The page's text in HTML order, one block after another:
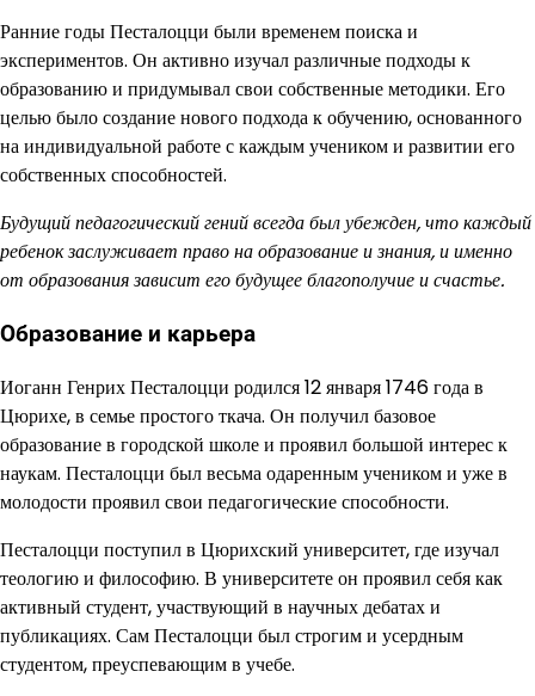
Ранние годы Песталоцци были временем поиска и
экспериментов. Он активно изучал различные подходы к
образованию и придумывал свои собственные методики. Его
целью было создание нового подхода к обучению, основанного
на индивидуальной работе с каждым учеником и развитии его
собственных способностей.
Будущий педагогический гений всегда был убежден, что каждый
ребенок заслуживает право на образование и знания, и именно
от образования зависит его будущее благополучие и счастье.
Образование и карьера
Иоганн Генрих Песталоцци родился 12 января 1746 года в
Цюрихе, в семье простого ткача. Он получил базовое
образование в городской школе и проявил большой интерес к
наукам. Песталоцци был весьма одаренным учеником и уже в
молодости проявил свои педагогические способности.
Песталоцци поступил в Цюрихский университет, где изучал
теологию и философию. В университете он проявил себя как
активный студент, участвующий в научных дебатах и
публикациях. Сам Песталоцци был строгим и усердным
студентом, преуспевающим в учебе.